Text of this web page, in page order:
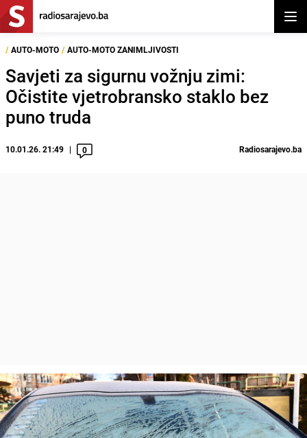
/ AUTO-MOTO / AUTO-MOTO ZANIMLJIVOSTI
Savjeti za sigurnu vožnju zimi:
Očistite vjetrobransko staklo bez
puno truda
10.01.26. 21:49 0 Radiosarajevo.ba